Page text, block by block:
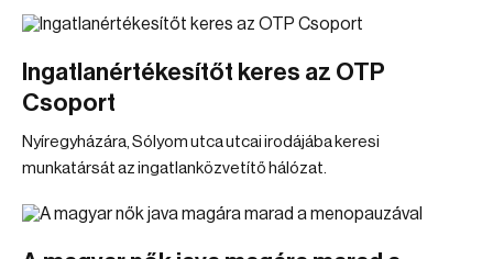
Ingatlanértékesítőt keres az OTP
Csoport
Nyíregyházára, Sólyom utca utcai irodájába keresi
munkatársát az ingatlanközvetítő hálózat.